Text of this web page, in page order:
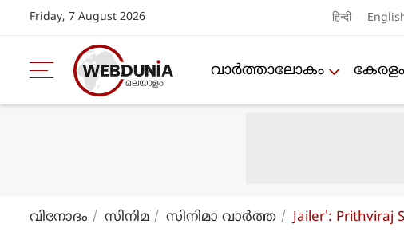
Friday, 7 August 2026 हिन्दी
വാര്‍ത്താലോകം കേരളം
വിനോദം സിനിമ സിനിമാ വാര്‍ത്ത Jailer': Prithviraj